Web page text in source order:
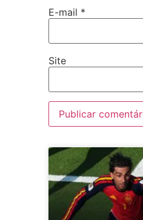
E-mail *
Site